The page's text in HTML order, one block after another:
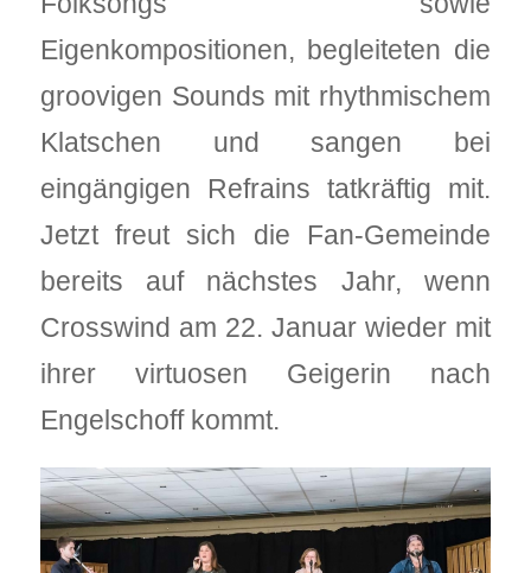
Eigenkompositionen, begleiteten die
groovigen Sounds mit rhythmischem
Klatschen und sangen bei
eingängigen Refrains tatkräftig mit.
Jetzt freut sich die Fan-Gemeinde
bereits auf nächstes Jahr, wenn
Crosswind am 22. Januar wieder mit
ihrer virtuosen Geigerin nach
Engelschoff kommt.